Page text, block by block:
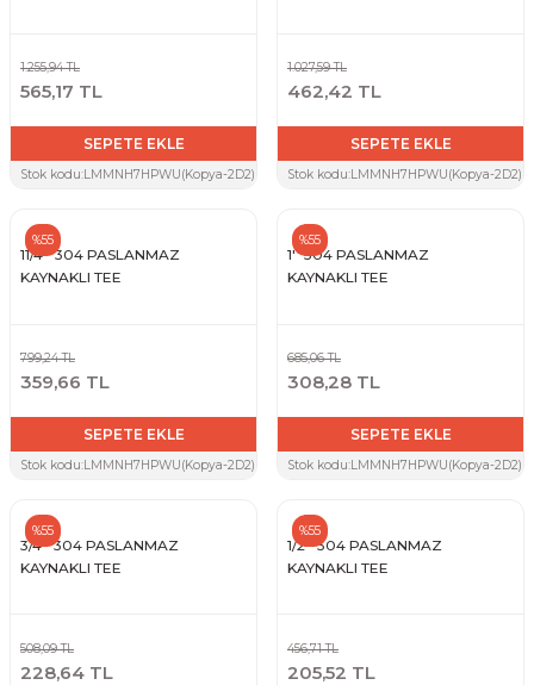
1.255,94 TL
565,17 TL
SEPETE EKLE
Stok kodu:LMMNH7HPWU(Kopya-2D2)(Kopya-ZYH)(Kopya-D3Q)(Kopya-P3V)(Kopya-
1.027,59 TL
462,42 TL
SEPETE EKLE
Stok kodu:LMMNH7HPWU(Kopya-
11/4'' 304 PASLANMAZ
KAYNAKLI TEE
%55
799,24 TL
359,66 TL
SEPETE EKLE
Stok kodu:LMMNH7HPWU(Kopya-2D2)(Kopya-ZYH)(Kopya-D3Q)
1'' 304 PASLANMAZ
KAYNAKLI TEE
%55
685,06 TL
308,28 TL
SEPETE EKLE
Stok kodu:LMMNH7HPWU(Kopya-
3/4'' 304 PASLANMAZ
KAYNAKLI TEE
%55
508,09 TL
228,64 TL
1/2'' 304 PASLANMAZ
KAYNAKLI TEE
%55
456,71 TL
205,52 TL